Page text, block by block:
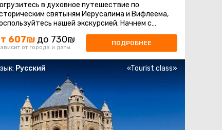
в духовное путешествие по
святыням Иерусалима и Вифлеема,
нашей экскурсией. Начнем с
Масличной горы, где вы сможете насладиться ...
607₪ до 730₪
от города и даты
ПОДРОБНЕЕ
Русский «Tourist class»